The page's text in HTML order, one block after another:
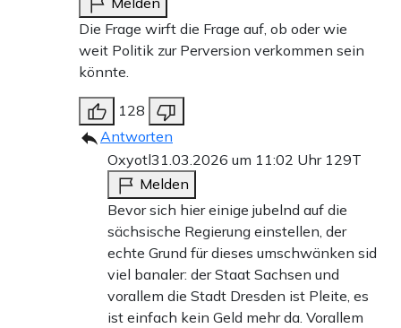
Die Frage wirft die Frage auf, ob oder wie
weit Politik zur Perversion verkommen sein
könnte.
128
Antworten
Oxyotl31.03.2026 um 11:02 Uhr 129T
Melden
Bevor sich hier einige jubelnd auf die
sächsische Regierung einstellen, der
echte Grund für dieses umschwänken sid
viel banaler: der Staat Sachsen und
vorallem die Stadt Dresden ist Pleite, es
ist einfach kein Geld mehr da. Vorallem